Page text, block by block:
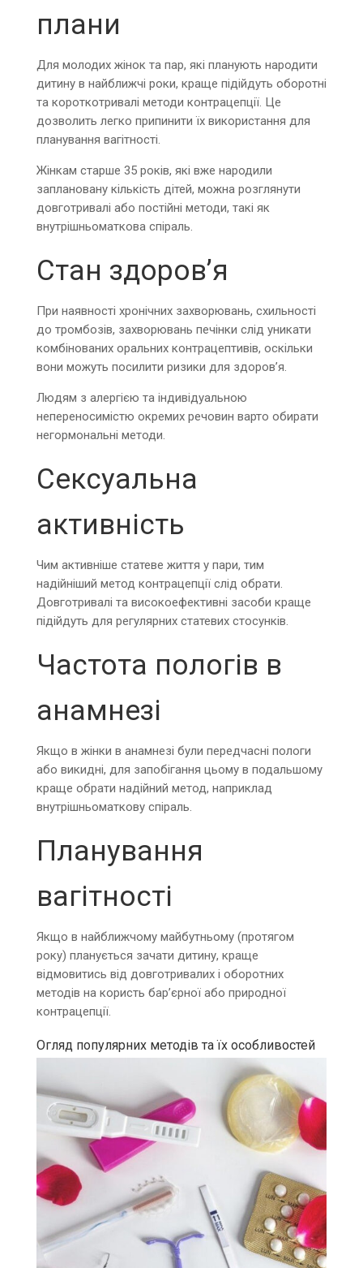
плани
Для молодих жінок та пар, які планують народити
дитину в найближчі роки, краще підійдуть оборотні
та короткотривалі методи контрацепції. Це
дозволить легко припинити їх використання для
планування вагітності.
Жінкам старше 35 років, які вже народили
заплановану кількість дітей, можнa розглянути
довготривалі або постійні методи, такі як
внутрішньоматкова спіраль.
Стан здоров’я
При наявності хронічних захворювань, схильності
до тромбозів, захворювань печінки слід уникати
комбінованих оральних контрацептивів, оскільки
вони можуть посилити ризики для здоров’я.
Людям з алергією та індивідуальною
непереносимістю окремих речовин варто обирати
негормональні методи.
Сексуальна
активність
Чим активніше статеве життя у пари, тим
надійніший метод контрацепції слід обрати.
Довготривалі та високоефективні засоби краще
підійдуть для регулярних статевих стосунків.
Частота пологів в
анамнезі
Якщо в жінки в анамнезі були передчасні пологи
або викидні, для запобігання цьому в подальшому
краще обрати надійний метод, наприклад
внутрішньоматкову спіраль.
Планування
вагітності
Якщо в найближчому майбутньому (протягом
року) планується зачати дитину, краще
відмовитись від довготривалих і оборотних
методів на користь бар’єрної або природної
контрацепції.
Огляд популярних методів та їх особливостей